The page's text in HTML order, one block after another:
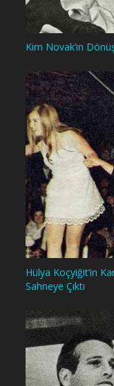
Kim Novak’ın
Hülya Koçyiğit’in
Sahneye Çıktı